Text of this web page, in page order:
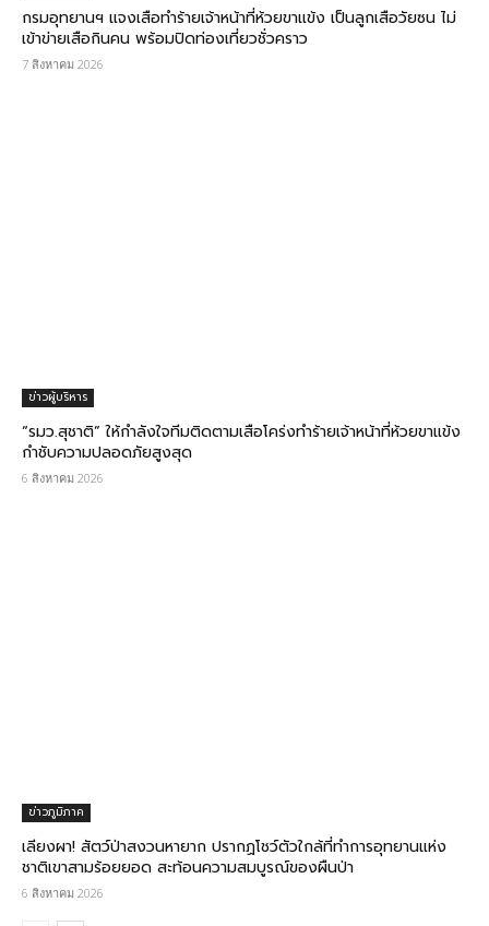
กรม​อุทยานฯ แจงเสือทำร้ายเจ้าหน้าที่ห้วยขาแข้ง เป็นลูกเสือวัยซน ไม่
เข้าข่ายเสือกินคน พร้อมปิดท่องเที่ยวชั่วคราว
7 สิงหาคม 2026
ข่าวผู้บริหาร
“รมว.สุชาติ” ให้กำลังใจทีมติดตามเสือโคร่งทำร้ายเจ้าหน้าที่ห้วยขาแข้ง
กำชับความปลอดภัยสูงสุด
6 สิงหาคม 2026
ข่าวภูมิภาค
เลียงผา! สัตว์ป่าสงวนหายาก ปรากฏโชว์ตัวใกล้ที่ทำการอุทยานแห่ง
ชาติเขาสามร้อยยอด สะท้อนความสมบูรณ์ของผืนป่า
6 สิงหาคม 2026